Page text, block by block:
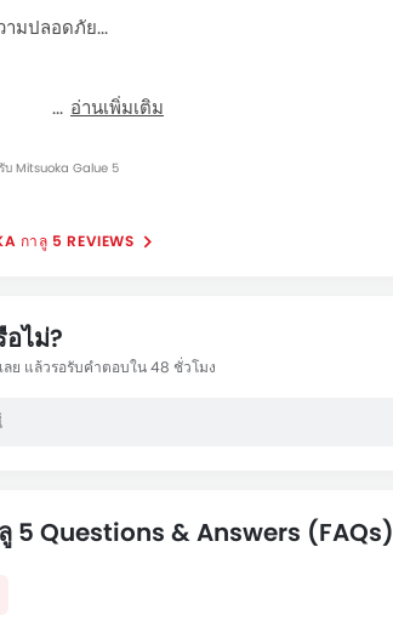
มปลอดภัย...
อ่านเพิ่มเติม
บ Mitsuoka Galue 5
กาลู 5 REVIEWS
ไม่?
ลย แล้วรอรับคำตอบใน 48 ชั่วโมง
5 Questions & Answers (FAQs)